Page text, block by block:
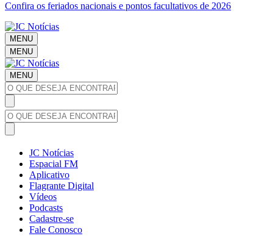
Confira os feriados nacionais e pontos facultativos de 2026
MENU
MENU
MENU
JC Notícias
Espacial FM
Aplicativo
Flagrante Digital
Vídeos
Podcasts
Cadastre-se
Fale Conosco